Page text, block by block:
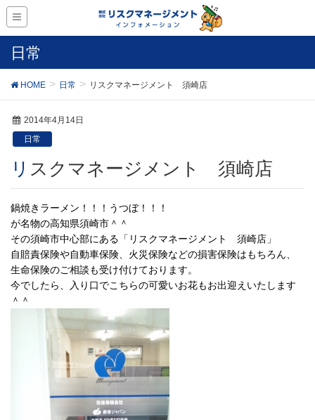
日常
HOME 日常 リスクマネージメント 須崎店
2014年4月14日
日常
リスクマネージメント 須崎店
鍋焼きラーメン！！！うつぼ！！！
が名物の高知県須崎市＾＾
その須崎市中心部にある「リスクマネージメント 須崎店」
自賠責保険や自動車保険、火災保険などの損害保険はもちろん、
生命保険のご相談も受け付けております。
今でしたら、入り口でこちらの可愛いお花もお出迎えいたします
＾＾